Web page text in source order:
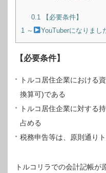
0.1【必要条件】
1 ～ YouTuberになりまし
【必要条件】
トルコ居住企業における
換算可)である
トルコ居住企業に対する
占める
税務申告等は、原則通り
トルコリラでの会計記帳が